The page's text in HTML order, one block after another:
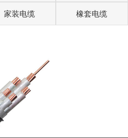
家装电缆 橡套电缆